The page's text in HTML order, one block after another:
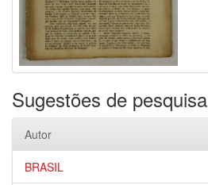
Sugestões de pesquisa
Autor
BRASIL